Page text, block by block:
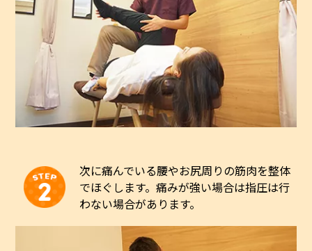
​次に痛んでいる腰やお尻周りの筋肉を整体
でほぐします。痛みが強い場合は指圧は行
わない場合があります。